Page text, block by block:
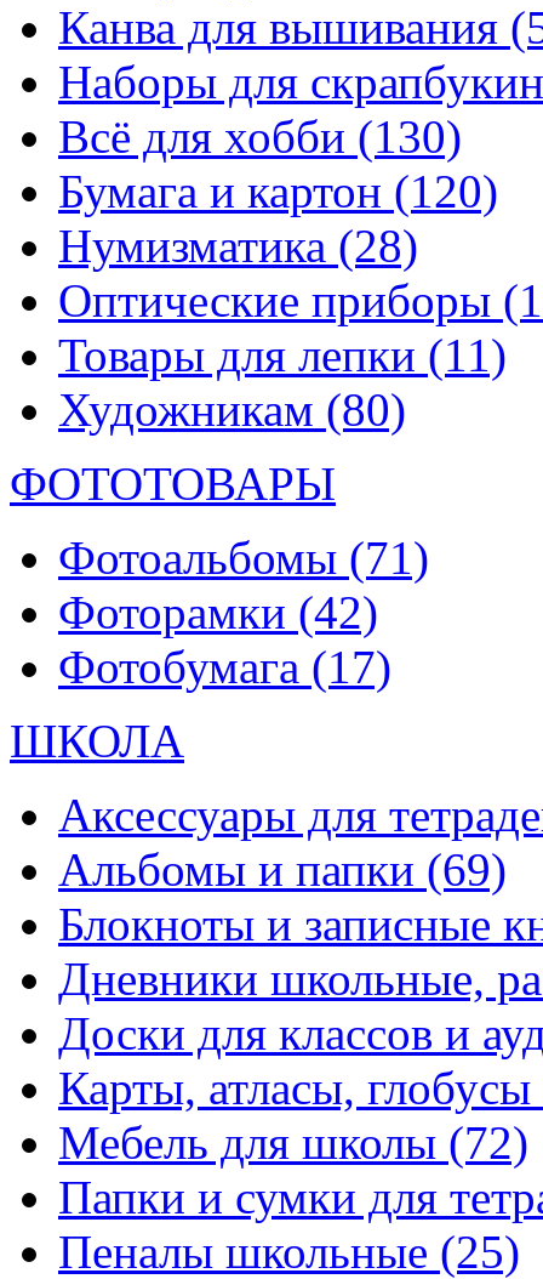
Канва для вышивания
Наборы для
Всё для хобби (130)
Бумага и картон (120)
Нумизматика (28)
Оптические приборы
Товары для лепки (11)
Художникам (80)
ФОТОТОВАРЫ
Фотоальбомы (71)
Фоторамки (42)
Фотобумага (17)
ШКОЛА
Аксессуары для
Альбомы и папки (69)
Блокноты и записные
Дневники школьные,
Доски для классов и
Карты, атласы, глобусы
Мебель для школы (72)
Папки и сумки для
Пеналы школьные (25)